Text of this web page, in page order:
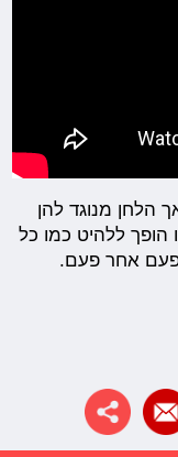
הלחן מנוגד להן
הופך ללהיט כמו כל
פעם אחר פעם.